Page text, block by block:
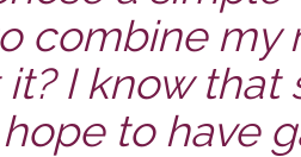
combine my
I know that
to have